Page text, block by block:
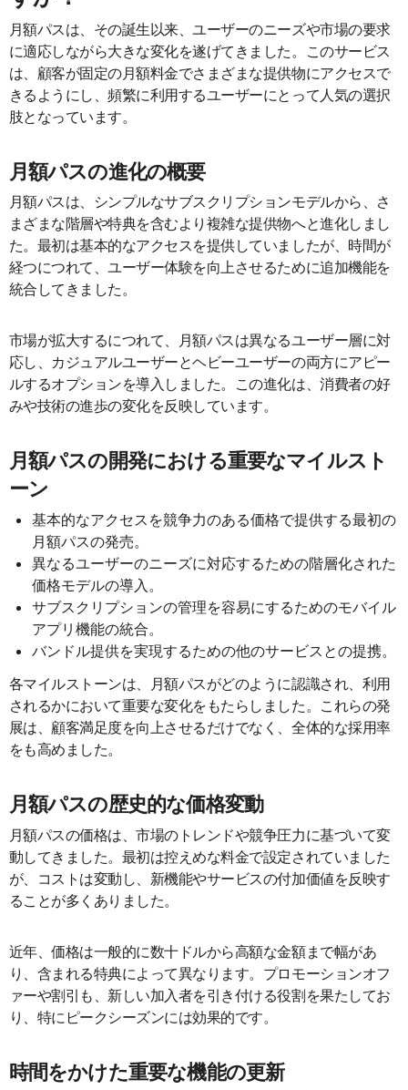
月額パスは、その誕生以来、ユーザーのニーズや市場の要求
に適応しながら大きな変化を遂げてきました。このサービス
は、顧客が固定の月額料金でさまざまな提供物にアクセスで
きるようにし、頻繁に利用するユーザーにとって人気の選択
肢となっています。
月額パスの進化の概要
月額パスは、シンプルなサブスクリプションモデルから、さ
まざまな階層や特典を含むより複雑な提供物へと進化しまし
た。最初は基本的なアクセスを提供していましたが、時間が
経つにつれて、ユーザー体験を向上させるために追加機能を
統合してきました。
市場が拡大するにつれて、月額パスは異なるユーザー層に対
応し、カジュアルユーザーとヘビーユーザーの両方にアピー
ルするオプションを導入しました。この進化は、消費者の好
みや技術の進歩の変化を反映しています。
月額パスの開発における重要なマイルスト
ーン
基本的なアクセスを競争力のある価格で提供する最初の
月額パスの発売。
異なるユーザーのニーズに対応するための階層化された
価格モデルの導入。
サブスクリプションの管理を容易にするためのモバイル
アプリ機能の統合。
バンドル提供を実現するための他のサービスとの提携。
各マイルストーンは、月額パスがどのように認識され、利用
されるかにおいて重要な変化をもたらしました。これらの発
展は、顧客満足度を向上させるだけでなく、全体的な採用率
をも高めました。
月額パスの歴史的な価格変動
月額パスの価格は、市場のトレンドや競争圧力に基づいて変
動してきました。最初は控えめな料金で設定されていました
が、コストは変動し、新機能やサービスの付加価値を反映す
ることが多くありました。
近年、価格は一般的に数十ドルから高額な金額まで幅があ
り、含まれる特典によって異なります。プロモーションオフ
ァーや割引も、新しい加入者を引き付ける役割を果たしてお
り、特にピークシーズンには効果的です。
時間をかけた重要な機能の更新